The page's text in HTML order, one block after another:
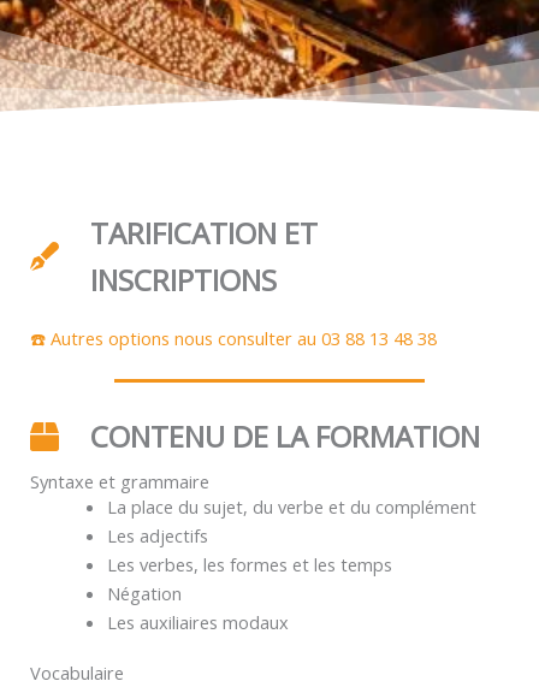
TARIFICATION ET
INSCRIPTIONS
☎️ Autres options nous consulter au 03 88 13 48 38
CONTENU DE LA FORMATION
Syntaxe et grammaire
La place du sujet, du verbe et du complément
Les adjectifs
Les verbes, les formes et les temps
Négation
Les auxiliaires modaux
Vocabulaire